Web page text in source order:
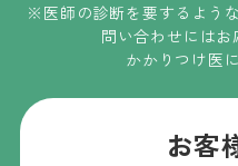
※医師の診断を要するよう
問い合わせにはお
かかりつけ医
お客